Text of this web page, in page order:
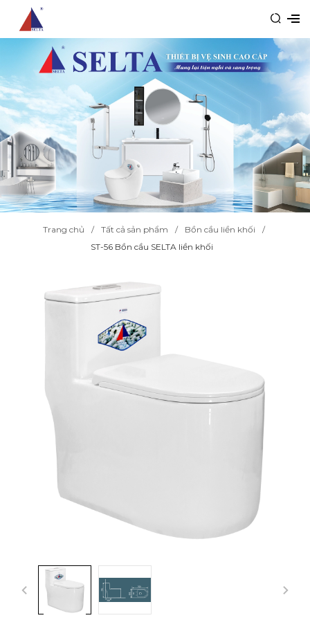
Trang chủ Tất cả sản phẩm
Bồn cầu liền khối
ST-56 Bồn cầu SELTA liền khối